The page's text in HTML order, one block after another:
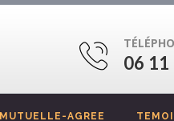
06 11
MUTUELLE-AGREE